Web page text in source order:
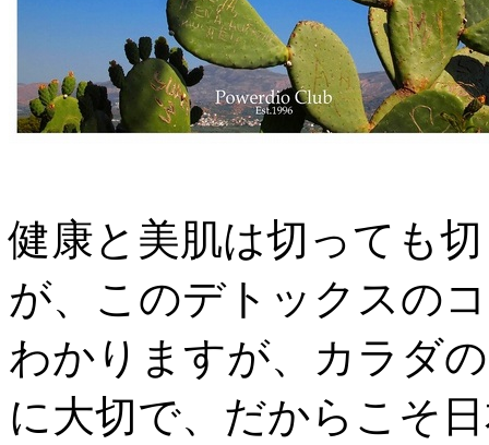
健康と美肌は切っても
が、このデトックスの
わかりますが、カラダ
に大切で、だからこそ